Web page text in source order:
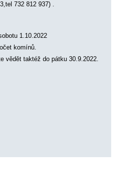
732 812 937) .
1.10.2022
komínů.
vědět taktéž do pátku 30.9.2022.